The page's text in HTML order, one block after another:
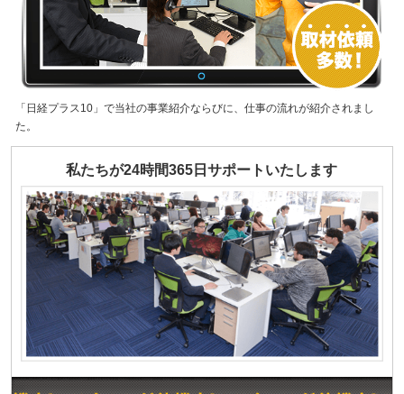
「日経プラス10」で当社の事業紹介ならびに、仕事の流れが紹介されまし
た。
私たちが24時間365日サポートいたします